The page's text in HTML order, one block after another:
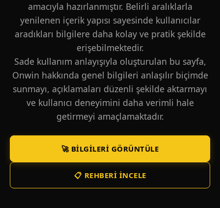
amacıyla hazırlanmıştır. Belirli aralıklarla
yenilenen içerik yapısı sayesinde kullanıcılar
aradıkları bilgilere daha kolay ve pratik şekilde
erişebilmektedir.
Sade kullanım anlayışıyla oluşturulan bu sayfa,
Onwin hakkında genel bilgileri anlaşılır biçimde
sunmayı, açıklamaları düzenli şekilde aktarmayı
ve kullanıcı deneyimini daha verimli hale
getirmeyi amaçlamaktadır.
🚀 BILGILERI GÖRÜNTÜLE
📋 REHBERI İNCELE